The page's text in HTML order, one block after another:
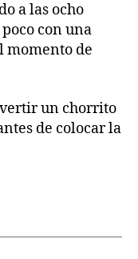
a las ocho
con una
momento de
un chorrito
de colocar la